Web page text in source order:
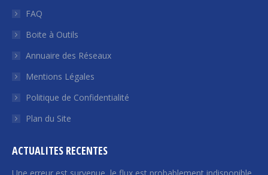
s'ouvre
une
nouvelle
fenêtre
s'ouvre
une
nouvelle
fenêtre
une
nouvelle
fenêtre
une
nouvelle
fenêtre
nouvelle
fenêtre
FAQ
Boite à Outils
Annuaire des Réseaux
Mentions Légales
Politique de Confidentialité
Plan du Site
ACTUALITES RECENTES